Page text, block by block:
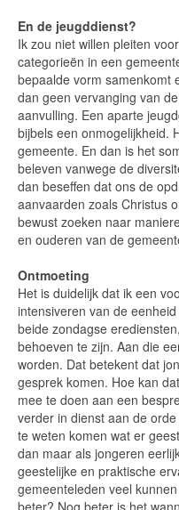
En de jeugddienst?
Ik zou niet willen pleiten
categorieën in een
bepaalde vorm samenkomt
dan geen vervanging van
aanvulling. Een aparte
bijbels een onmogelijkheid.
gemeente. En dan is het
beleven vanwege de
dan beseffen dat ons de
aanvaarden zoals Christus
bewust zoeken naar
en ouderen van de
Ontmoeting
Het is duidelijk dat ik een
intensiveren van de
beide zondagse
behoeven te zijn. Aan die
worden. Dat betekent dat
gesprek komen. Hoe kan
mee te doen aan een
verder in dienst aan de
te weten komen wat er
dan maar als jongeren
geestelijke en praktische
gemeenteleden veel
beter? Nog beter is het